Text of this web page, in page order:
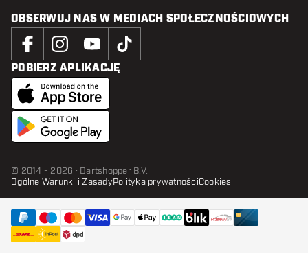
OBSERWUJ NAS W MEDIACH SPOŁECZNOŚCIOWYCH
POBIERZ APLIKACJĘ
© 2014 - 2026 · Dartshopper B.V.
Ogólne Warunki i ZasadyPolityka prywatnościCookies